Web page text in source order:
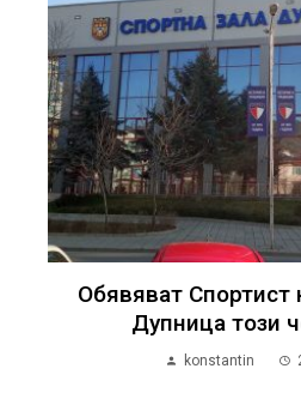
Обявяват Спортист
Дупница този
konstantin